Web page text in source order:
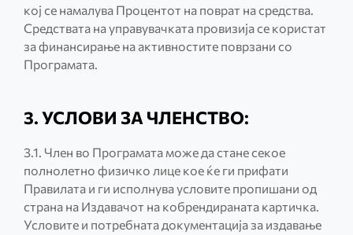
кој се намалува Процентот на поврат на средства.
Средствата на управувачката провизија се користат
за финансирање на активностите поврзани со
Програмата.
3. УСЛОВИ ЗА ЧЛЕНСТВО:
3.1. Член во Програмата може да стане секоe
полнолетно физичко лице кое ќе ги прифати
Правилата и ги исполнува условите пропишани од
страна на Издавачот на кобрендираната картичка.
Условите и потребната документација за издавање